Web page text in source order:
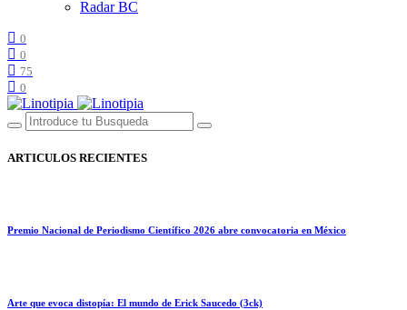
Radar BC
0
0
75
0
ARTICULOS RECIENTES
Premio Nacional de Periodismo Científico 2026 abre convocatoria en México
Arte que evoca distopía: El mundo de Erick Saucedo (3ck)